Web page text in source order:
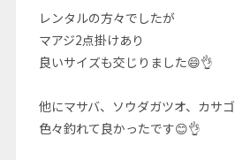
レンタルの方々でしたが
マアジ2点掛けあり
良いサイズも交じりました😄👌
他にマサバ、ソウダガツオ、カサゴ
色々釣れて良かったです😊👌